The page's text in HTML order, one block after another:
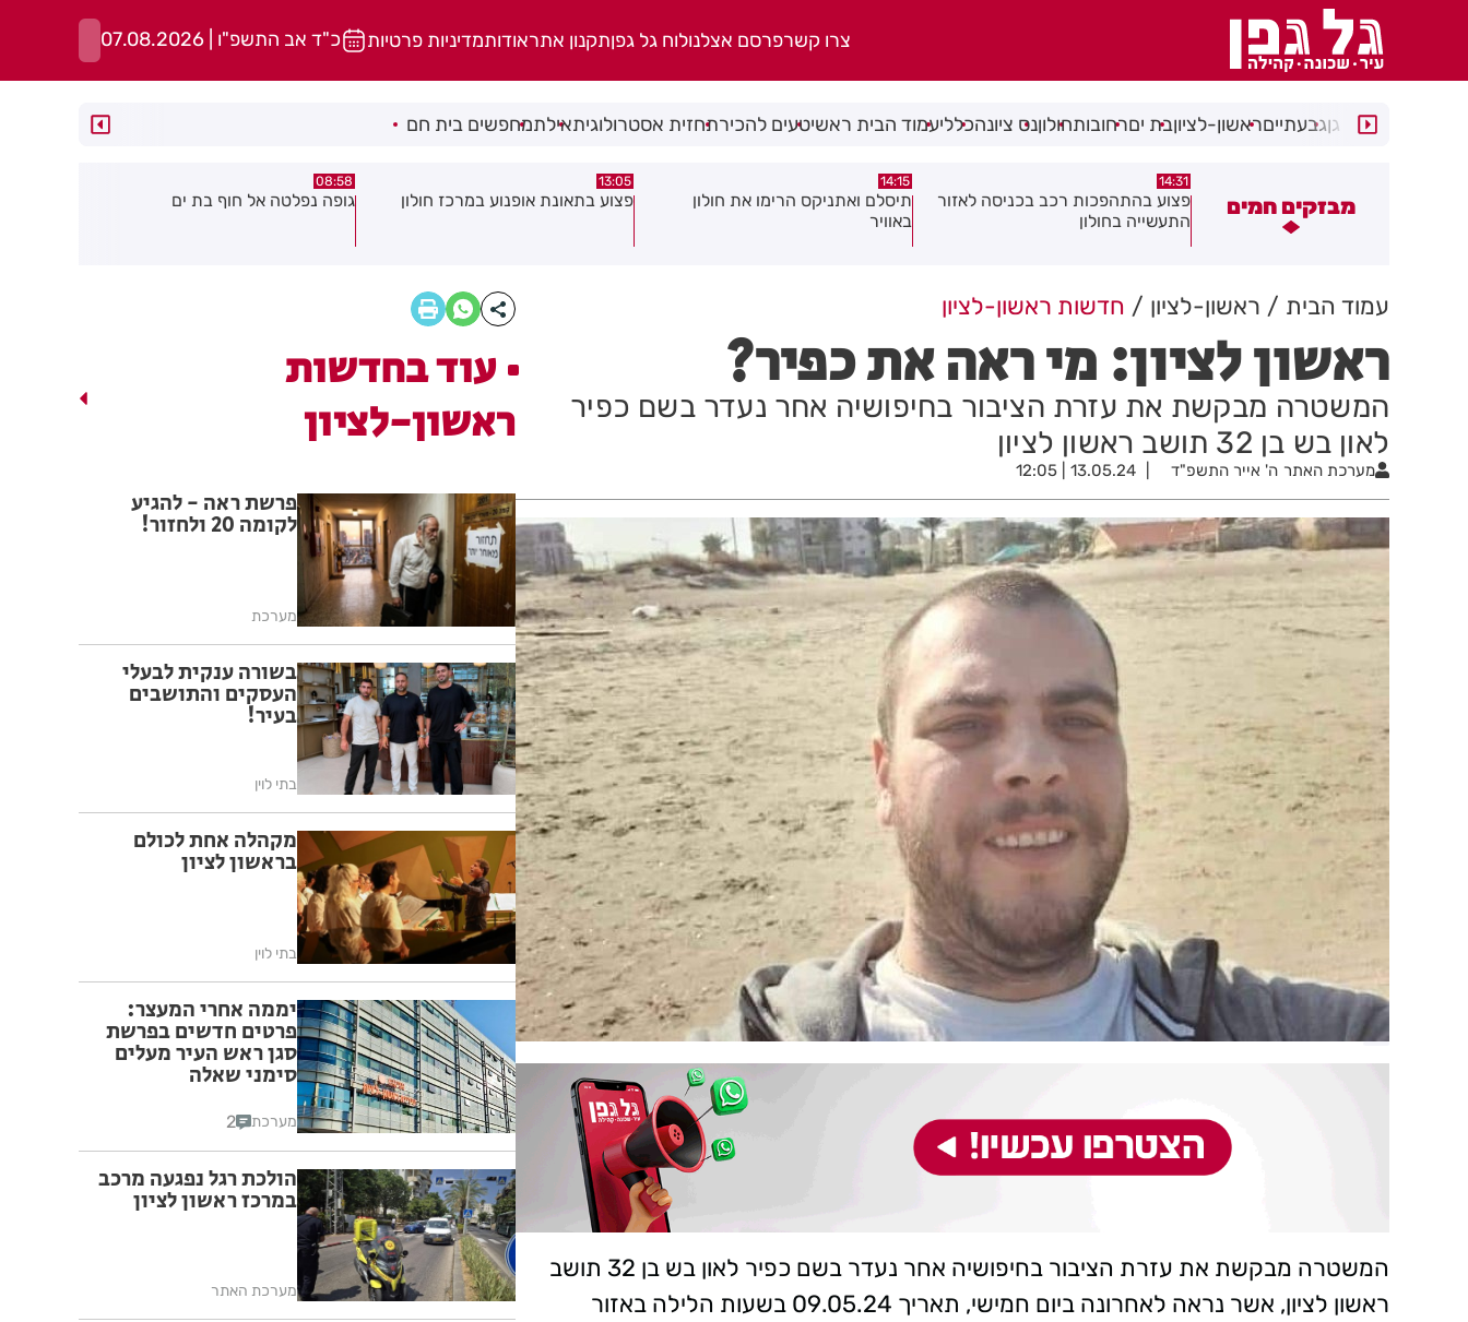
צרו קשרפרסם אצלנולוח גל גפןתקנון אתראודותמדיניות פרטיות כ"ד אב התשפ"ו | 07.08.2026
רמת גןגבעתייםראשון-לציוןבת יםרחובותחולוןנס ציונהכלליעמוד הבית ראשיטעים להכירתחזית אסטרולוגיתאילתמחפשים בית חם
מבזקים חמים
פצוע בהתהפכות רכב בכניסה לאזור
14:15
תיסלם ואתניקס הרימו את חולון
באוויר
13:05
פצוע בתאונת אופנוע במרכז חולון
08:58
גופה נפלטה אל חוף בת ים
08:29
חשד להצתה בשלושה מוקדים ברמת
עמוד הבית ראשון-לציון חדשות ראשון-לציון
ראשון לציון: מי ראה את כפיר?
המשטרה מבקשת את עזרת הציבור בחיפושיה אחר נעדר בשם כפיר
לאון בש בן 32 תושב ראשון לציון
מערכת האתר ה' אייר התשפ"ד 13.05.24 | 12:05
המשטרה מבקשת את עזרת הציבור בחיפושיה אחר נעדר בשם כפיר לאון בש בן 32 תושב
ראשון לציון, אשר נראה לאחרונה ביום חמישי, תאריך 09.05.24 בשעות הלילה באזור
עוד בחדשות
ראשון-לציון
פרשת ראה - להגיע
לקומה 20 ולחזור!
מערכת
בשורה ענקית לבעלי
העסקים והתושבים
בעיר!
בתי לוין
מקהלה אחת לכולם
בראשון לציון
בתי לוין
יממה אחרי המעצר:
פרטים חדשים בפרשת
סגן ראש העיר מעלים
סימני שאלה
מערכת 2
הולכת רגל נפגעה מרכב
במרכז ראשון לציון
מערכת האתר